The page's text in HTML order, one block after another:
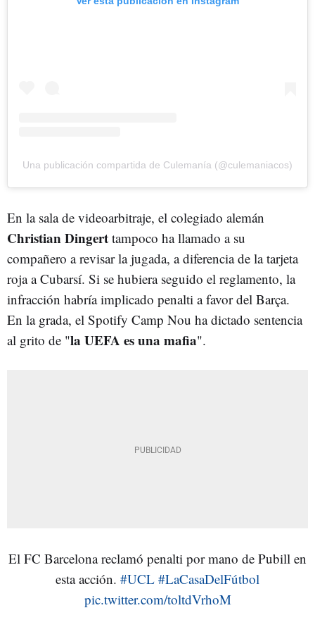
Una publicación compartida de Culemanía (@culemaniacos)
En la sala de videoarbitraje, el colegiado alemán
Christian Dingert tampoco ha llamado a su
compañero a revisar la jugada, a diferencia de la tarjeta
roja a Cubarsí. Si se hubiera seguido el reglamento, la
infracción habría implicado penalti a favor del Barça.
En la grada, el Spotify Camp Nou ha dictado sentencia
al grito de "la UEFA es una mafia".
El FC Barcelona reclamó penalti por mano de Pubill en
esta acción. #UCL #LaCasaDelFútbol
pic.twitter.com/toltdVrhoM